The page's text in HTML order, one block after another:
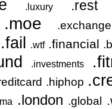
.luxury .rest
.moe .exchange
.fail .wtf .financial
.investments
.hiphop
.london .global